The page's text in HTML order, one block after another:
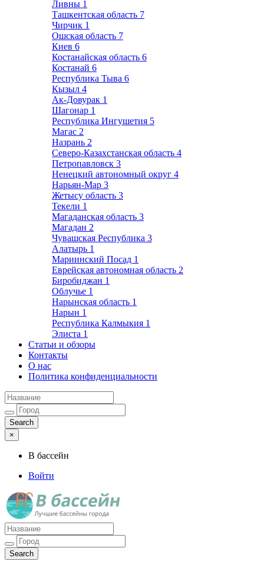
Ливны 1
Ташкентская область 7
Чирчик 1
Ошская область 7
Киев 6
Костанайская область 6
Костанай 6
Республика Тыва 6
Кызыл 4
Ак-Довурак 1
Шагонар 1
Республика Ингушетия 5
Магас 2
Назрань 2
Северо-Казахстанская область 4
Петропавловск 3
Ненецкий автономный округ 4
Нарьян-Мар 3
Жетысу область 3
Текели 1
Магаданская область 3
Магадан 2
Чувашская Республика 3
Алатырь 1
Мариинский Посад 1
Еврейская автономная область 2
Биробиджан 1
Облучье 1
Нарынская область 1
Нарын 1
Республика Калмыкия 1
Элиста 1
Статьи и обзоры
Контакты
О нас
Политика конфиденциальности
×
В бассейн
Войти
Лучшие бассейны города